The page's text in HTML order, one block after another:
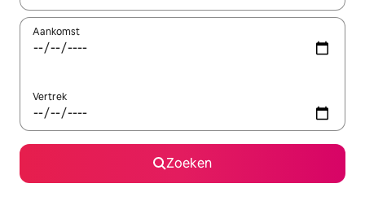
Aankomst
Vertrek
Zoeken